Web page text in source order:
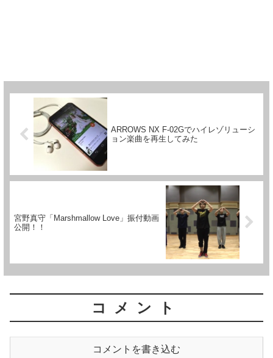
ARROWS NX F-02Gでハイレゾリューシ
ョン楽曲を再生してみた
宮野真守「Marshmallow Love」振付動画
公開！！
コメント
コメントを書き込む